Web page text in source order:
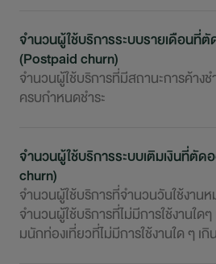
จำนวนผู้ใช้บริการระบบรายเดือนที่
(Postpaid churn)
จำนวนผู้ใช้บริการที่มีสถานะการค้าง
ครบกำหนดชำระ
จำนวนผู้ใช้บริการระบบเติมเงินที่ตั
churn)
จำนวนผู้ใช้บริการที่จำนวนวันใช้งาน
จำนวนผู้ใช้บริการที่ไม่มีการใช้งานใด
มนักท่องเที่ยวที่ไม่มีการใช้งานใด ๆ เ